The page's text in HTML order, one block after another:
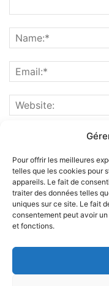
Pour offrir les meilleures
telles que les cookies pour
appareils. Le fait de
traiter des données telles
uniques sur ce site. Le fait
consentement peut avoir
et fonctions.